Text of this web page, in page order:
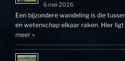
6 mei 2026
Een bijzondere wandeling is die
en wetenschap elkaar raken. Hier
meer »